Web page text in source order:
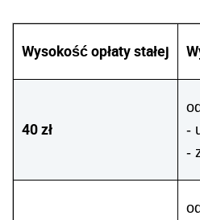
Wysokość opłaty stałej
40 zł
-
-